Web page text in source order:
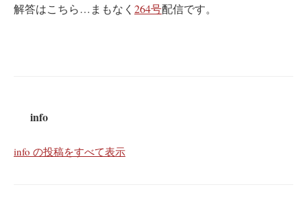
解答はこちら…まもなく 264号配信です。
info
info の投稿をすべて表示